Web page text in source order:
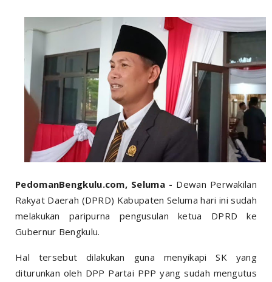
PedomanBengkulu.com, Seluma - Dewan Perwakilan
Rakyat Daerah (DPRD) Kabupaten Seluma hari ini sudah
melakukan paripurna pengusulan ketua DPRD ke
Gubernur Bengkulu.
Hal tersebut dilakukan guna menyikapi SK yang
diturunkan oleh DPP Partai PPP yang sudah mengutus